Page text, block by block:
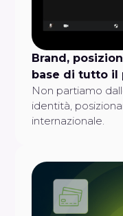
Brand,
base di tutto il
Non partiamo
identità,
internazionale.